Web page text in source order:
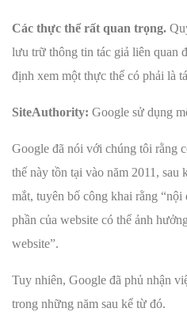
Các thực thể rất quan trọng.
lưu trữ thông tin tác giả liên quan
định xem một thực thể có phải là
SiteAuthority: Google sử dụng
Google đã nói với chúng tôi rằng
thế này tồn tại vào năm 2011, sau
mắt, tuyên bố công khai rằng
phần của website có thể ảnh
website”.
Tuy nhiên, Google đã phủ nhận
trong những năm sau kể từ đó.